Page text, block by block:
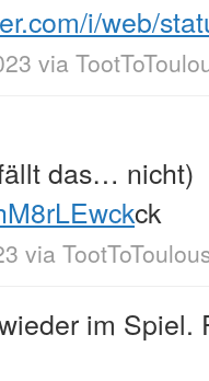
i/web/
via
das… nicht)
ck
via
im Spiel.